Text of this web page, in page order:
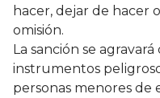
hacer, dejar de hacer
omisión.
La sanción se
instrumentos
personas menores de